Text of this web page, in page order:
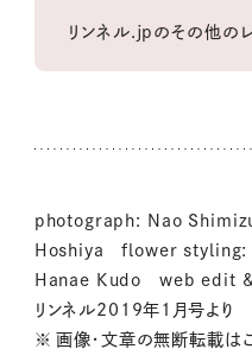
リンネル.jpのその他の
photograph: Nao
Hoshiya flower
Hanae Kudo web edit
リンネル2019年1月号より
※ 画像・文章の無断転載は